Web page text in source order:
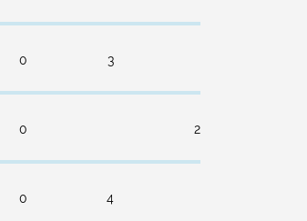
0 3
0 2
0 4